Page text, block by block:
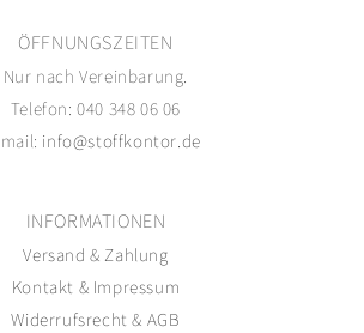
ÖFFNUNGSZEITEN
Nur nach Vereinbarung.
Telefon: 040 348 06 06
info@stoffkontor.de
INFORMATIONEN
Versand & Zahlung
Kontakt & Impressum
Widerrufsrecht & AGB